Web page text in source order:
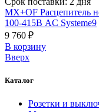
MX+OF Расцепитель
100-415В AC Systeme9
9 760 ₽
В корзинy
Вверх
Каталог
Розетки и